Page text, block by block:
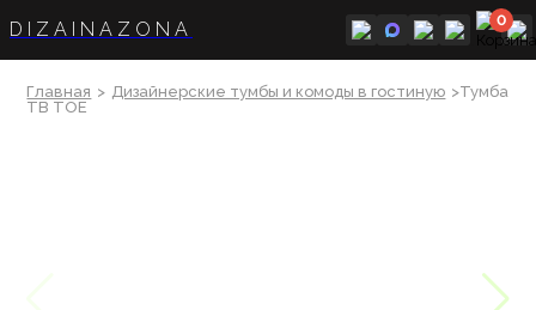
DIZAINAZONA 0
Главная > Дизайнерские тумбы и комоды в гостиную >Тумба
ТВ TOE